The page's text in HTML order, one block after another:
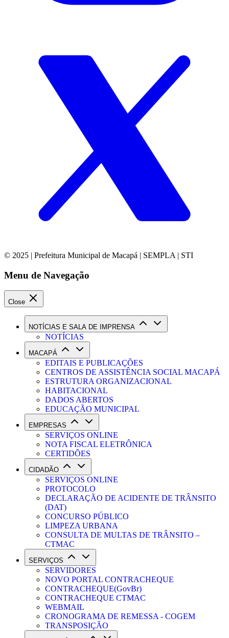
© 2025 | Prefeitura Municipal de Macapá | SEMPLA | STI
Menu de Navegação
Close
NOTÍCIAS E SALA DE IMPRENSA
NOTÍCIAS
MACAPÁ
EDITAIS E PUBLICAÇÕES
CENTROS DE ASSISTÊNCIA SOCIAL MACAPÁ
ESTRUTURA ORGANIZACIONAL
HABITACIONAL
DADOS ABERTOS
EDUCAÇÃO MUNICIPAL
EMPRESAS
SERVIÇOS ONLINE
NOTA FISCAL ELETRÔNICA
CERTIDÕES
CIDADÃO
SERVIÇOS ONLINE
PROTOCOLO
DECLARAÇÃO DE ACIDENTE DE TRÂNSITO
(DAT)
CONCURSO PÚBLICO
LIMPEZA URBANA
CONSULTA DE MULTAS DE TRÂNSITO –
CTMAC
SERVIÇOS
SERVIDORES
NOVO PORTAL CONTRACHEQUE
CONTRACHEQUE(GovBr)
CONTRACHEQUE CTMAC
WEBMAIL
CRONOGRAMA DE REMESSA - COGEM
TRANSPOSIÇÃO